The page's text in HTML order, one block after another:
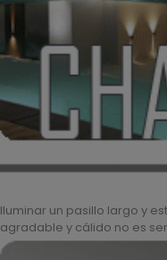
Iluminar un pasillo largo y
agradable y cálido no es